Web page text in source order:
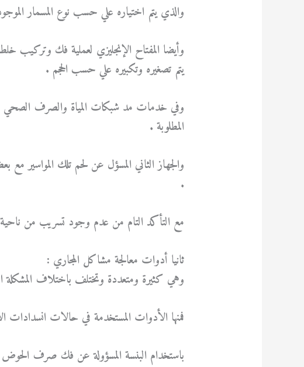
والذي يتم اختياره علي حسب نوع المسمار
وأيضا المفتاح الإنجليزي لعملية فك وتركيب
يتم تصغيره وتكبيره علي حسب الحجم .
وفي خدمات مد شبكات المياة والصرف الصحي
المطلوبة .
والجهاز الثاني المسؤل عن لحم تلك المواسير
.
مع التأكد التام من عدم وجود تسريب من
ثانيا أدوات معالجة مشاكل المجاري :
وهي كثيرة ومتعددة وتختلف باختلاف المشكلة
فمنها الأدوات المستخدمة في حالات انسدادات
باستخدام البنسة المسؤولة عن فك صرف